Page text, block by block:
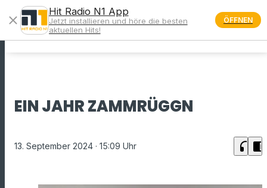
menu
EIN JAHR ZAMMRÜGGN
13. September 2024 · 15:09 Uhr headphones chrome_reader_mode
close
Hit Radio N1 App
Jetzt installieren und höre die besten
aktuellen Hits!
ÖFFNEN